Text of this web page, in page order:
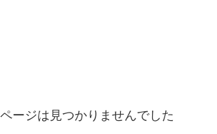
ージは見つかりませんでした